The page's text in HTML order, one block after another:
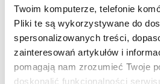
Twoim komputerze, telefonie
Pliki te są wykorzystywane do
spersonalizowanych treści,
zainteresowań artykułów i
pomagają nam zrozumieć Twoje
doskonalić funkcjonalności
18:12
Orlen zwiększa zyski,
Polską. Rekordowe
benzynowe